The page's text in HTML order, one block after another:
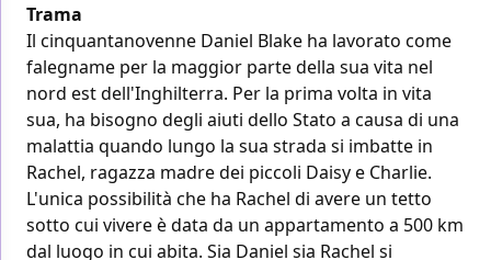
Trama
Il cinquantanovenne Daniel Blake ha lavorato come
falegname per la maggior parte della sua vita nel
nord est dell'Inghilterra. Per la prima volta in vita
sua, ha bisogno degli aiuti dello Stato a causa di una
malattia quando lungo la sua strada si imbatte in
Rachel, ragazza madre dei piccoli Daisy e Charlie.
L'unica possibilità che ha Rachel di avere un tetto
sotto cui vivere è data da un appartamento a 500 km
dal luogo in cui abita. Sia Daniel sia Rachel si